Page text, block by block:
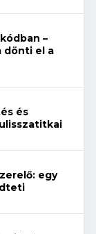
–
dönti el a
és
egy